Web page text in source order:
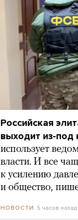
Российская
выходит из-под
использует
власти. И все
к усилению
и общество,
НОВОСТИ 5 часов назад